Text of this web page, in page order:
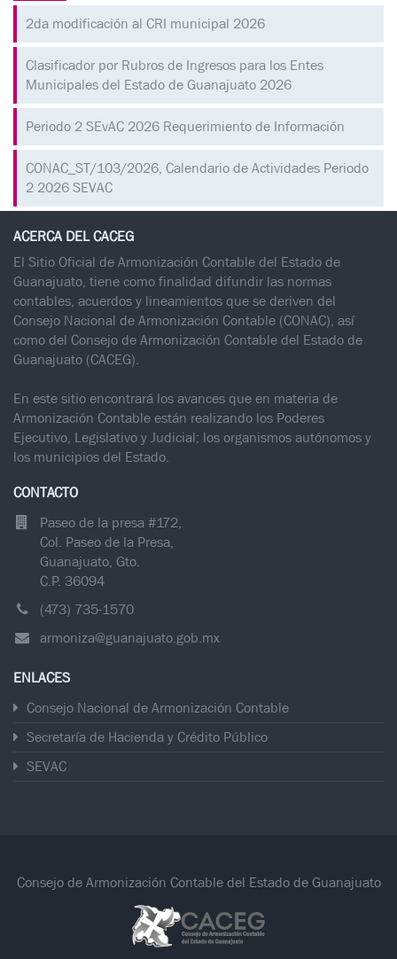
2da modificación al CRI municipal 2026
Clasificador por Rubros de Ingresos para los Entes
Municipales del Estado de Guanajuato 2026
Periodo 2 SEvAC 2026 Requerimiento de Información
CONAC_ST/103/2026, Calendario de Actividades Periodo
2 2026 SEVAC
ACERCA DEL CACEG
El Sitio Oficial de Armonización Contable del Estado de
Guanajuato, tiene como finalidad difundir las normas
contables, acuerdos y lineamientos que se deriven del
Consejo Nacional de Armonización Contable (CONAC), así
como del Consejo de Armonización Contable del Estado de
Guanajuato (CACEG).
En este sitio encontrará los avances que en materia de
Armonización Contable están realizando los Poderes
Ejecutivo, Legislativo y Judicial; los organismos autónomos y
los municipios del Estado.
CONTACTO
Paseo de la presa #172,
Col. Paseo de la Presa,
Guanajuato, Gto.
C.P. 36094
(473) 735-1570
armoniza@guanajuato.gob.mx
ENLACES
Consejo Nacional de Armonización Contable
Secretaría de Hacienda y Crédito Público
SEVAC
Consejo de Armonización Contable del Estado de Guanajuato